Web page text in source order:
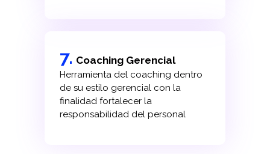
7. Coaching Gerencial
Herramienta del coaching dentro
de su estilo gerencial con la
finalidad fortalecer la
responsabilidad del personal